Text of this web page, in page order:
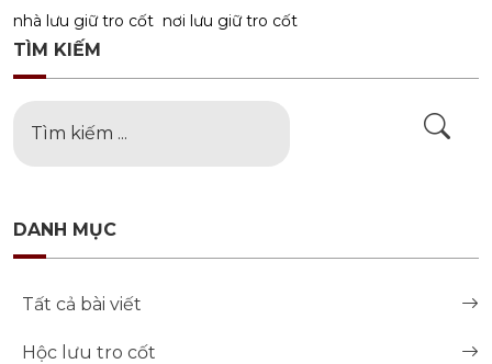
nhà lưu giữ tro cốt nơi lưu giữ tro cốt
TÌM KIẾM
DANH MỤC
Tất cả bài viết
Hộc lưu tro cốt